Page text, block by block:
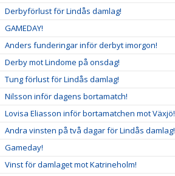
Derbyförlust för Lindås damlag!
GAMEDAY!
Anders funderingar inför derbyt imorgon!
Derby mot Lindome på onsdag!
Tung förlust för Lindås damlag!
Nilsson inför dagens bortamatch!
Lovisa Eliasson inför bortamatchen mot Växjö!
Andra vinsten på två dagar för Lindås damlag!
Gameday!
Vinst för damlaget mot Katrineholm!